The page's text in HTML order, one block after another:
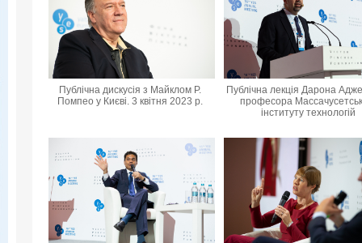
Публічна дискусія з Майклом Р.
Помпео у Києві. 3 квітня 2023 р.
Публічна лекція Дарона
професора
інституту технологій